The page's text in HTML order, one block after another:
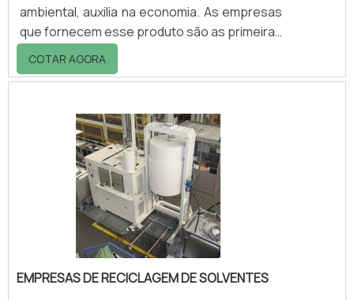
ambiental, auxilia na economia. As empresas
que fornecem esse produto são as primeiras
a terem benefícios, pois assim a empresa de
reciclagem de papel e papelão pode adquirir
por preços mais baixos.VANTAGENS E
BENEFÍCIOS DO SERVIÇOMesmo com o
crescimento de políticas que incentivam a
preservação ambiental, a coleta de resíduos
continua sendo um dos principais temas.
COTAR AGORA
EMPRESAS DE RECICLAGEM DE SOLVENTES